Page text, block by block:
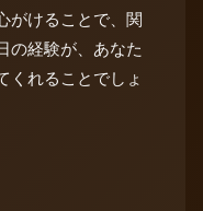
がけることで、関
の経験が、あなた
くれることでしょ